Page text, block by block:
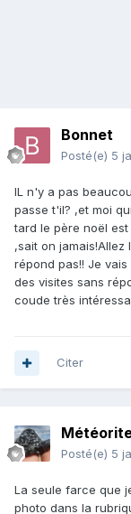
Bonnet
Posté(e) 5
IL n'y a pas
passe t'il? ,et moi
tard le père noël
,sait on
répond pas!! Je
des visites sans
coude très
Citer
Posté(e) 5
La seule farce que
photo dans la